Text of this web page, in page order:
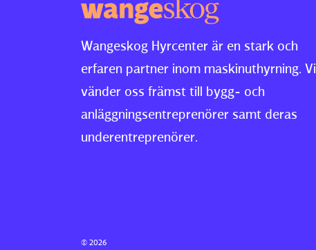
Wangeskog Hyrcenter är en stark och
erfaren partner inom maskinuthyrning. Vi
vänder oss främst till bygg- och
anläggningsentreprenörer samt deras
underentreprenörer.
© 2026